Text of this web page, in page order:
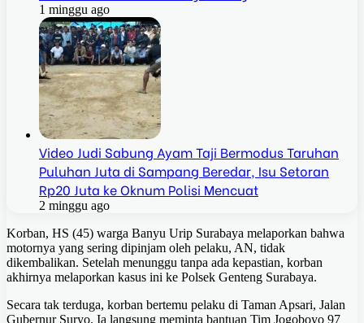
1 minggu ago
Video Judi Sabung Ayam Taji Bermodus Taruhan
Puluhan Juta di Sampang Beredar, Isu Setoran
Rp20 Juta ke Oknum Polisi Mencuat
2 minggu ago
Korban, HS (45) warga Banyu Urip Surabaya melaporkan bahwa
motornya yang sering dipinjam oleh pelaku, AN, tidak
dikembalikan. Setelah menunggu tanpa ada kepastian, korban
akhirnya melaporkan kasus ini ke Polsek Genteng Surabaya.
Secara tak terduga, korban bertemu pelaku di Taman Apsari, Jalan
Gubernur Suryo. Ia langsung meminta bantuan Tim Jogoboyo 97